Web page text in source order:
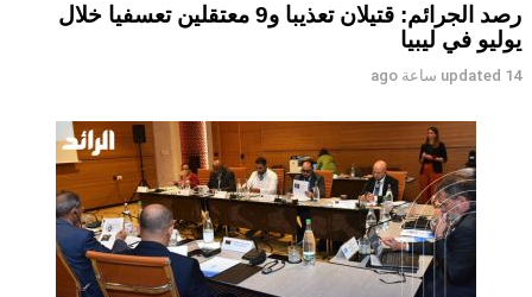
رصد الجرائم: قتيلان تعذيبا و9 معتقلين تعسفيا خلال
يوليو في ليبيا
updated 14 ساعة ago